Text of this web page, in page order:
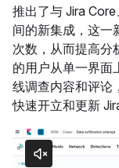
推出了与 Jira
间的新集成，这一
次数，从而提高分
的用户从单一界面
线调查内容和评
快速开立和更新